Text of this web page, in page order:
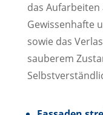
das
Gewissenhafte
sowie das
sauberem